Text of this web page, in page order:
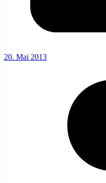
20. Mai 2013